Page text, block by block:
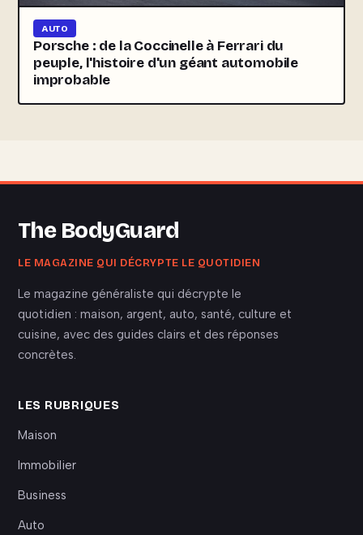
AUTO
Porsche : de la Coccinelle à Ferrari du
peuple, l'histoire d'un géant automobile
improbable
The BodyGuard
LE MAGAZINE QUI DÉCRYPTE LE QUOTIDIEN
Le magazine généraliste qui décrypte le
quotidien : maison, argent, auto, santé, culture et
cuisine, avec des guides clairs et des réponses
concrètes.
LES RUBRIQUES
Maison
Immobilier
Business
Auto